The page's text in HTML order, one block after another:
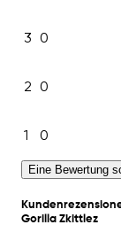
3 0
2 0
1 0
Eine Bewertung
Gorilla Zkittlez